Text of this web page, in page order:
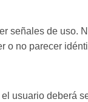
señales de uso.
o no parecer
usuario deberá